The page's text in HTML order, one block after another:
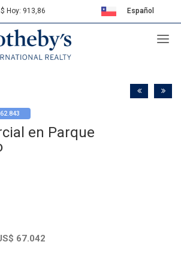
$ Hoy: 913,86 Español
en Parque
67.042